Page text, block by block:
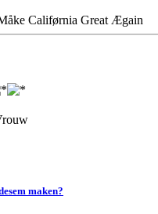
Califørnia Great Ægain
maken?